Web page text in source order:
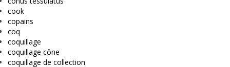
cook
copains
coq
coquillage
coquillage cône
coquillage de collection